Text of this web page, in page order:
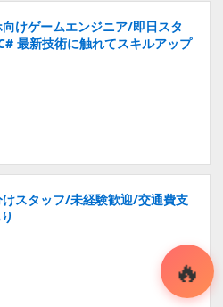
けゲームエンジニア/即日スタ
最新技術に触れてスキルアップ
スタッフ/未経験歓迎/交通費支